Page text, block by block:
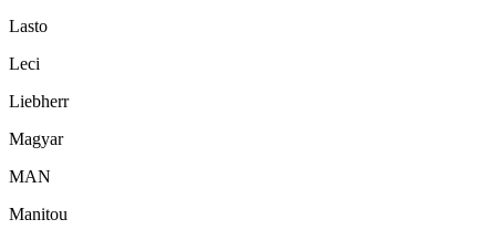
Lasto
Leci
Liebherr
Magyar
MAN
Manitou